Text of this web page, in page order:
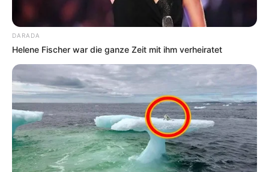
DARADA
Helene Fischer war die ganze Zeit mit ihm verheiratet